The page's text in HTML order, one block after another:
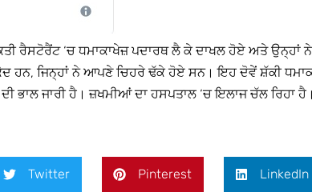
ਰੈਸਟੋਰੈਂਟ ‘ਚ ਧਮਾਕਾਖੇਜ਼ ਪਦਾਰਥ ਲੈ ਕੇ ਦਾਖਲ ਹੋਏ ਅਤੇ ਉਨ੍ਹਾਂ ਨੇ
ਹਨ, ਜਿਨ੍ਹਾਂ ਨੇ ਆਪਣੇ ਚਿਹਰੇ ਢੱਕੇ ਹੋਏ ਸਨ। ਇਹ ਦੋਵੇਂ ਸ਼ੱਕੀ
ਭਾਲ ਜਾਰੀ ਹੈ। ਜ਼ਖਮੀਆਂ ਦਾ ਹਸਪਤਾਲ ‘ਚ ਇਲਾਜ ਚੱਲ ਰਿਹਾ
Twitter Pinterest LinkedIn